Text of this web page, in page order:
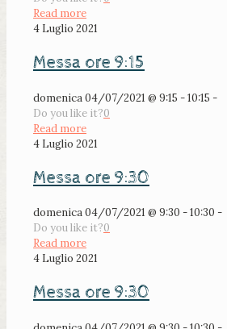
Read more
4 Luglio 2021
Messa ore 9:15
domenica 04/07/2021 @ 9:15 - 10:15 -
Do you like it?0
Read more
4 Luglio 2021
Messa ore 9:30
domenica 04/07/2021 @ 9:30 - 10:30 -
Do you like it?0
Read more
4 Luglio 2021
Messa ore 9:30